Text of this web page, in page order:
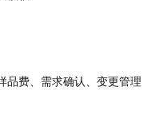
品费、需求确认、变更管理